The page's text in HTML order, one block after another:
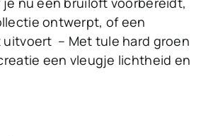
ontwerpt, of een
– Met tule hard groen
een vleugje lichtheid en